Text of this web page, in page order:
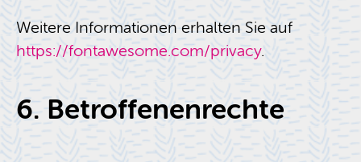
Wei­te­re In­for­ma­tio­nen er­hal­ten Sie auf
https://​fontawesome.​com/​privacy.
6. Be­trof­fe­nen­rech­te